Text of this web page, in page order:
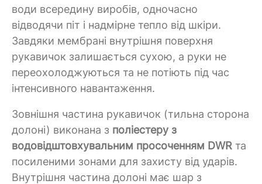
води всередину виробів, одночасно
відводячи піт і надмірне тепло від шкіри.
Завдяки мембрані внутрішня поверхня
рукавичок залишається сухою, а руки не
переохолоджуються та не потіють під час
інтенсивного навантаження.
Зовнішня частина рукавичок (тильна сторона
долоні) виконана з поліестеру з
водовідштовхувальним просоченням DWR та
посиленими зонами для захисту від ударів.
Внутрішня частина долоні має шар з